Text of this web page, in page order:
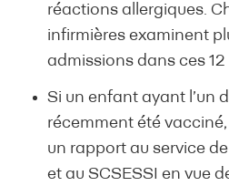
réactions allergiques.
infirmières examinent
admissions dans ces
Si un enfant ayant l’un
récemment été
un rapport au service
et au SCSESSI en vue